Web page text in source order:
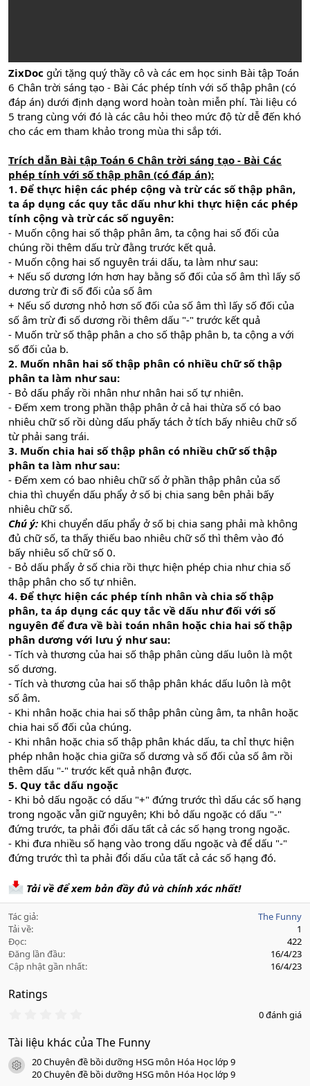
ZixDoc gửi tặng quý thầy cô và các em học sinh Bài tập Toán
6 Chân trời sáng tạo - Bài Các phép tính với số thập phân (có
đáp án) dưới định dạng word hoàn toàn miễn phí. Tài liệu có
5 trang cùng với đó là các câu hỏi theo mức độ từ dễ đến khó
cho các em tham khảo trong mùa thi sắp tới.
Trích dẫn Bài tập Toán 6 Chân trời sáng tạo - Bài Các
phép tính với số thập phân (có đáp án):
1. Để thực hiện các phép cộng và trừ các số thập phân,
ta áp dụng các quy tắc dấu như khi thực hiện các phép
tính cộng và trừ các số nguyên:
- Muốn cộng hai số thập phân âm, ta cộng hai số đối của
chúng rồi thêm dấu trừ đằng trước kết quả.
- Muốn cộng hai số nguyên trái dấu, ta làm như sau:
+ Nếu số dương lớn hơn hay bằng số đối của số âm thì lấy số
dương trừ đi số đối của số âm
+ Nếu số dương nhỏ hơn số đối của số âm thì lấy số đối của
số âm trừ đi số dương rồi thêm dấu "-" trước kết quả
- Muốn trừ số thập phân a cho số thập phân b, ta cộng a với
số đối của b.
2. Muốn nhân hai số thập phân có nhiều chữ số thập
phân ta làm như sau:
- Bỏ dấu phẩy rồi nhân như nhân hai số tự nhiên.
- Đếm xem trong phần thập phân ở cả hai thừa số có bao
nhiêu chữ số rồi dùng dấu phấy tách ở tích bấy nhiêu chữ số
từ phải sang trái.
3. Muốn chia hai số thập phân có nhiều chữ số thập
phân ta làm như sau:
- Đếm xem có bao nhiêu chữ số ở phần thập phân của số
chia thì chuyển dấu phẩy ở số bị chia sang bên phải bấy
nhiêu chữ số.
Chú ý: Khi chuyển dấu phẩy ở số bị chia sang phải mà không
đủ chữ số, ta thấy thiếu bao nhiêu chữ số thì thêm vào đó
bấy nhiêu số chữ số 0.
- Bỏ dấu phẩy ở số chia rồi thực hiện phép chia như chia số
thập phân cho số tự nhiên.
4. Để thực hiện các phép tính nhân và chia số thập
phân, ta áp dụng các quy tắc về dấu như đối với số
nguyên để đưa về bài toán nhân hoặc chia hai số thập
phân dương với lưu ý như sau:
- Tích và thương của hai số thập phân cùng dấu luôn là một
số dương.
- Tích và thương của hai số thập phân khác dấu luôn là một
số âm.
- Khi nhân hoặc chia hai số thập phân cùng âm, ta nhân hoặc
chia hai số đối của chúng.
- Khi nhân hoặc chia số thập phân khác dấu, ta chỉ thực hiện
phép nhân hoặc chia giữa số dương và số đối của số âm rồi
thêm dấu "-" trước kết quả nhận được.
5. Quy tắc dấu ngoặc
- Khi bỏ dấu ngoặc có dấu "+" đứng trước thì dấu các số hạng
trong ngoặc vẫn giữ nguyên; Khi bỏ dấu ngoặc có dấu "-"
đứng trước, ta phải đổi dấu tất cả các số hạng trong ngoặc.
- Khi đưa nhiều số hạng vào trong dấu ngoặc và để dấu "-"
đứng trước thì ta phải đổi dấu của tất cả các số hạng đó.
Tải về để xem bản đầy đủ và chính xác nhất!
Tác giả
The Funny
Tải về
1
Đọc
422
Đăng lần đầu
16/4/23
Cập nhật gần nhất
16/4/23
Ratings
0
0
s
a
o
0 đánh giá
Tài liệu khác của The Funny
icon tài liệu
20 Chuyên đề bồi dưỡng HSG môn Hóa Học lớp 9
20 Chuyên đề bồi dưỡng HSG môn Hóa Học lớp 9